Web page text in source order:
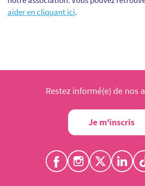
aider en cliquant ici.
Restez informé(e) de nos
Je m'inscris